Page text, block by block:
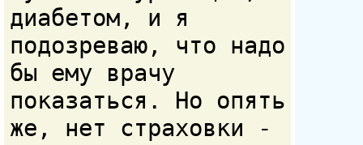
диабетом, и я
подозреваю, что надо
бы ему врачу
показаться. Но опять
же, нет страховки -